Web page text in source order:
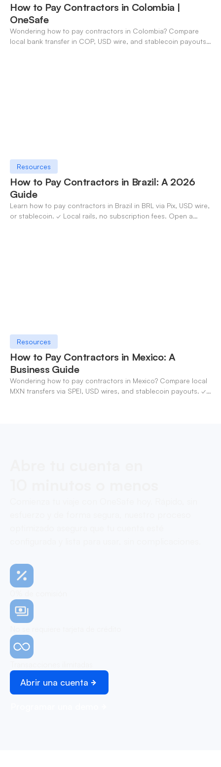
How to Pay Contractors in Colombia |
OneSafe
Wondering how to pay contractors in Colombia? Compare
local bank transfer in COP, USD wire, and stablecoin payouts.
Resources
How to Pay Contractors in Brazil: A 2026
Guide
Learn how to pay contractors in Brazil in BRL via Pix, USD wire,
or stablecoin. ✓ Local rails, no subscription fees. Open a
Resources
How to Pay Contractors in Mexico: A
Business Guide
Wondering how to pay contractors in Mexico? Compare local
MXN transfers via SPEI, USD wires, and stablecoin payouts. ✓
Abrir una cuenta